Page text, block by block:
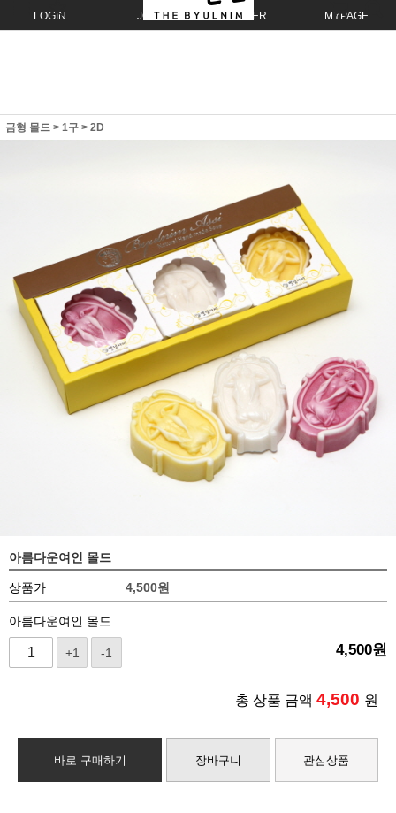
LOGIN JOIN ORDER MYPAGE
금형 몰드 > 1구 > 2D
아름다운여인 몰드
상품가 4,500원
아름다운여인 몰드
+1 -1 4,500원
총 상품 금액 4,500 원
바로 구매하기 장바구니 관심상품